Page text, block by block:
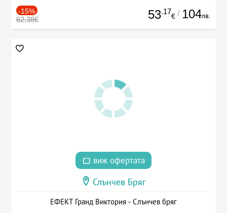
-15%
62.38€ 53.17
€ / 104лв.
виж офертата
Слънчев Бряг
ЕФЕКТ Гранд Виктория - Слънчев бряг